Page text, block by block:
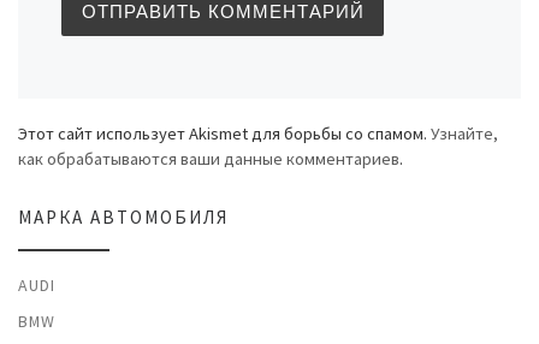
Этот сайт использует Akismet для борьбы со спамом. Узнайте,
как обрабатываются ваши данные комментариев.
МАРКА АВТОМОБИЛЯ
AUDI
BMW